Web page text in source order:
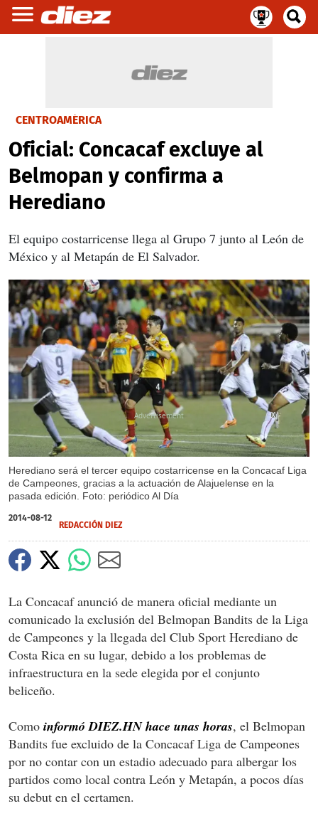
CENTROAMÉRICA
Oficial: Concacaf excluye al
Belmopan y confirma a
Herediano
El equipo costarricense llega al Grupo 7 junto al León de
México y al Metapán de El Salvador.
Herediano será el tercer equipo costarricense en la Concacaf Liga
de Campeones, gracias a la actuación de Alajuelense en la
pasada edición. Foto: periódico Al Día
X
2014-08-12
REDACCIÓN DIEZ
La Concacaf anunció de manera oficial mediante un
comunicado la exclusión del Belmopan Bandits de la Liga
de Campeones y la llegada del Club Sport Herediano de
Costa Rica en su lugar, debido a los problemas de
infraestructura en la sede elegida por el conjunto
beliceño.
Como informó DIEZ.HN hace unas horas, el Belmopan
Bandits fue excluido de la Concacaf Liga de Campeones
por no contar con un estadio adecuado para albergar los
partidos como local contra León y Metapán, a pocos días
su debut en el certamen.